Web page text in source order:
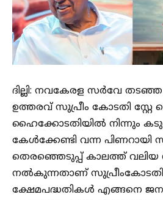
ദില്ലി: നവകേരള സർവേ
ഉത്തരവ് സുപ്രീം കോടതി
ഹൈക്കോടതിയിൽ നിന്നും
കേൾക്കേണ്ടി വന്ന പിണറായി
തെരഞ്ഞെടുപ്പ് കാലത്ത്
നൽകുന്നതാണ് സുപ്രീംകോടതി
ക്ഷേമപദ്ധതികൾ എങ്ങനെ